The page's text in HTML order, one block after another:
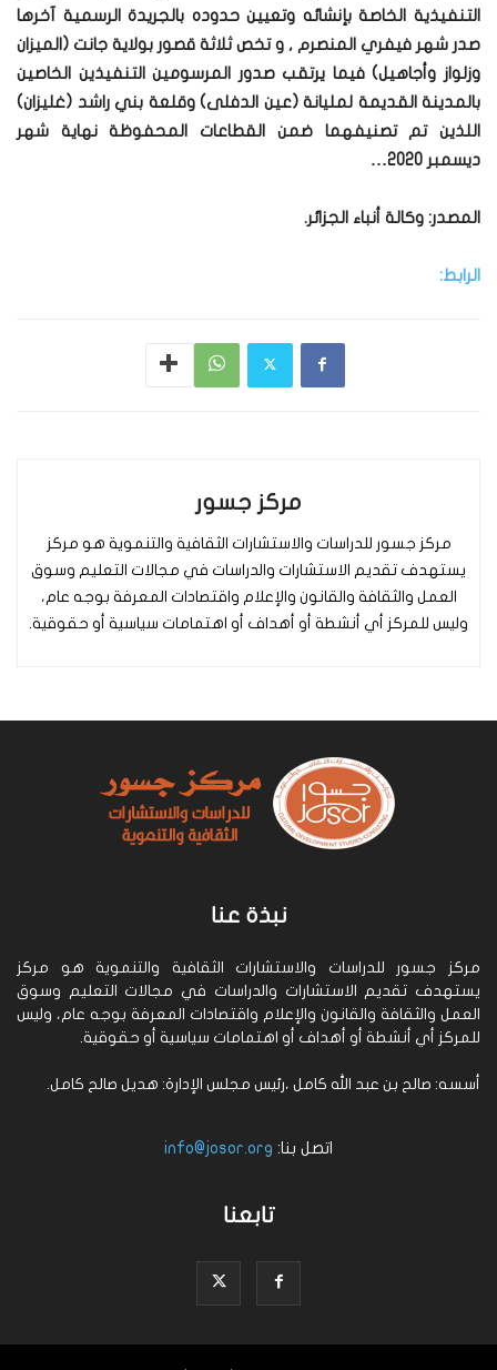
التنفيذية الخاصة بإنشائه وتعيين حدوده بالجريدة الرسمية آخرها
صدر شهر فيفري المنصرم , و تخص ثلاثة قصور بولاية جانت (الميزان
وزلواز وأجاهيل) فيما يرتقب صدور المرسومين التنفيذين الخاصين
بالمدينة القديمة لمليانة (عين الدفلى) وقلعة بني راشد (غليزان)
اللذين تم تصنيفهما ضمن القطاعات المحفوظة نهاية شهر
ديسمبر 2020…
المصدر: وكالة أنباء الجزائر.
الرابط:
مركز جسور
مركز جسور للدراسات والاستشارات الثقافية والتنموية هو مركز
يستهدف تقديم الاستشارات والدراسات في مجالات التعليم وسوق
العمل والثقافة والقانون والإعلام واقتصادات المعرفة بوجه عام،
وليس للمركز أي أنشطة أو أهداف أو اهتمامات سياسية أو حقوقية.
نبذة عنا
مركز جسور للدراسات والاستشارات الثقافية والتنموية هو مركز
يستهدف تقديم الاستشارات والدراسات في مجالات التعليم وسوق
العمل والثقافة والقانون والإعلام واقتصادات المعرفة بوجه عام، وليس
للمركز أي أنشطة أو أهداف أو اهتمامات سياسية أو حقوقية.
أسسه: صالح بن عبد الله كامل ،رئيس مجلس الإدارة: هديل صالح كامل.
اتصل بنا: info@josor.org
تابعنا